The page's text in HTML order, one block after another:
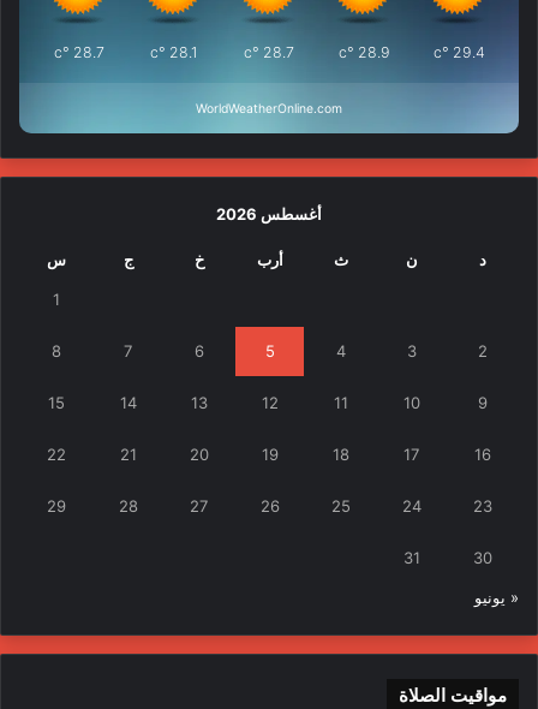
28.7
°c 28.1
°c 28.7
°c 28.9
°c 29.4
°c
WorldWeatherOnline.com
أغسطس 2026
د ن ث أرب خ ج س
1
2
3
4
5
6
7
8
9
10
11
12
13
14
15
16
17
18
19
20
21
22
23
24
25
26
27
28
29
30
31
« يونيو
مواقيت الصلاة